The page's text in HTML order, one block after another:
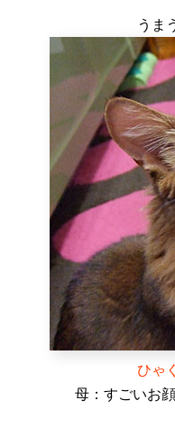
うま
ひゃ
母：すごいお